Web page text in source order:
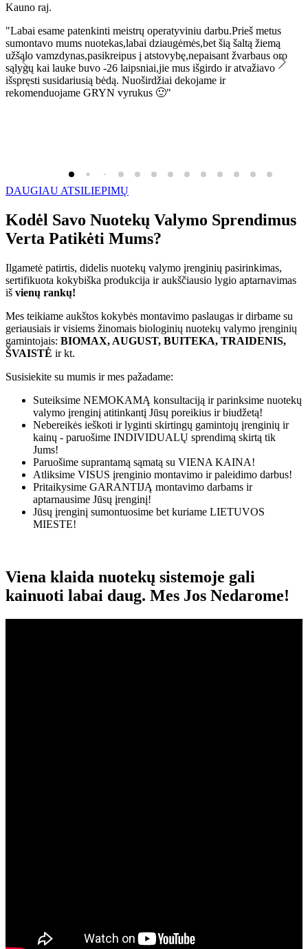
Kauno raj.
"Labai esame patenkinti meistrų operatyviniu darbu.Prieš metus
sumontavo mums nuotekas,labai dziaugėmės,bet šią šaltą žiemą
užšąlo vamzdynas,pasikreipus į atstovybę,nepaisant žvarbaus oro
sąlygų kai lauke buvo -26 laipsniai,jie mus išgirdo ir atvažiavo
išspręsti susidariusią bėdą. Nuoširdžiai dekojame ir
rekomenduojame GRYN vyrukus 🙂"
DAUGIAU ATSILIEPIMŲ
Kodėl Savo Nuotekų Valymo Sprendimus
Verta Patikėti Mums?
Ilgametė patirtis, didelis nuotekų valymo įrenginių pasirinkimas,
sertifikuota kokybiška produkcija ir aukščiausio lygio aptarnavimas
iš vienų rankų!
Mes teikiame aukštos kokybės montavimo paslaugas ir dirbame su
geriausiais ir visiems žinomais biologinių nuotekų valymo įrenginių
gamintojais: BIOMAX, AUGUST, BUITEKA, TRAIDENIS,
ŠVAISTĖ ir kt.
Susisiekite su mumis ir mes pažadame:
Suteiksime NEMOKAMĄ konsultaciją ir parinksime nuotekų
valymo įrenginį atitinkantį Jūsų poreikius ir biudžetą!
Nebereikės ieškoti ir lyginti skirtingų gamintojų įrenginių ir
kainų - paruošime INDIVIDUALŲ sprendimą skirtą tik
Jums!
Paruošime suprantamą sąmatą su VIENA KAINA!
Atliksime VISUS įrenginio montavimo ir paleidimo darbus!
Pritaikysime GARANTIJĄ montavimo darbams ir
aptarnausime Jūsų įrenginį!
Jūsų įrenginį sumontuosime bet kuriame LIETUVOS
MIESTE!
Viena klaida nuotekų sistemoje gali
kainuoti labai daug. Mes Jos Nedarome!